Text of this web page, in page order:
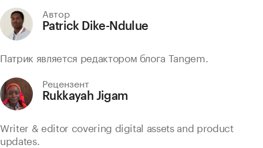
Автор
Patrick Dike-Ndulue
Патрик является редактором блога Tangem.
Рецензент
Rukkayah Jigam
Writer & editor covering digital assets and product
updates.